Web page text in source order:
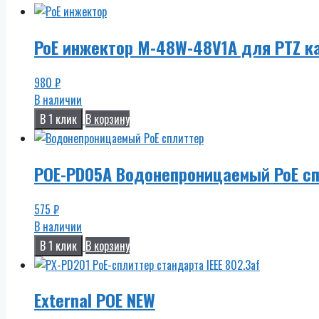
PoE инжектор M-48W-48V1A для PTZ
980 ₽
В наличии
В 1 клик В корзину
POE-PD05A Водонепроницаемый PoE
575 ₽
В наличии
В 1 клик В корзину
External POE NEW